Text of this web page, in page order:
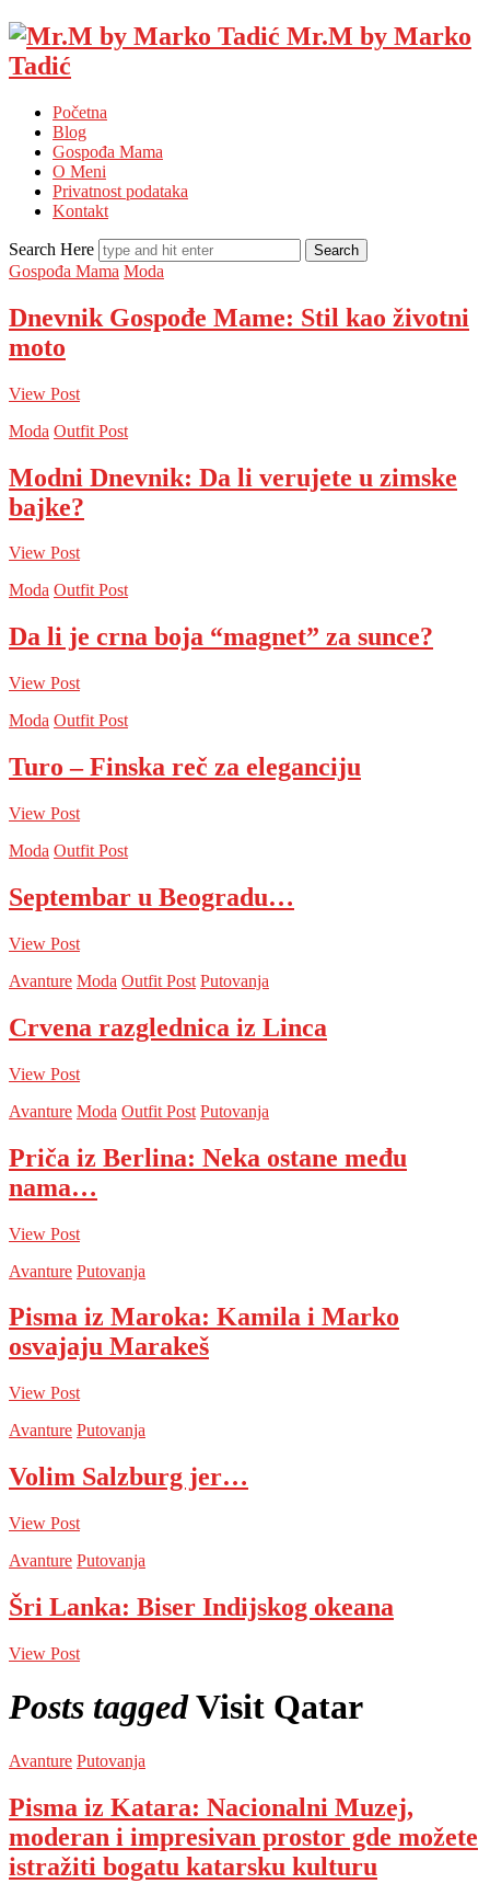
Mr.M by Marko
Tadić
Početna
Blog
Gospođa Mama
O Meni
Privatnost podataka
Kontakt
Search Here
Gospođa Mama Moda
Dnevnik Gospođe Mame: Stil kao životni
moto
View Post
Moda Outfit Post
Modni Dnevnik: Da li verujete u zimske
bajke?
View Post
Moda Outfit Post
Da li je crna boja “magnet” za sunce?
View Post
Moda Outfit Post
Turo – Finska reč za eleganciju
View Post
Moda Outfit Post
Septembar u Beogradu…
View Post
Avanture Moda Outfit Post Putovanja
Crvena razglednica iz Linca
View Post
Avanture Moda Outfit Post Putovanja
Priča iz Berlina: Neka ostane među
nama…
View Post
Avanture Putovanja
Pisma iz Maroka: Kamila i Marko
osvajaju Marakeš
View Post
Avanture Putovanja
Volim Salzburg jer…
View Post
Avanture Putovanja
Šri Lanka: Biser Indijskog okeana
View Post
Posts taggedVisit Qatar
Avanture Putovanja
Pisma iz Katara: Nacionalni Muzej,
moderan i impresivan prostor gde možete
istražiti bogatu katarsku kulturu